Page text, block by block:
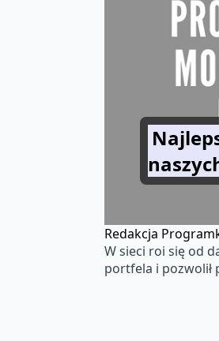
Redakcja
W sieci roi się od
portfela i pozwolił